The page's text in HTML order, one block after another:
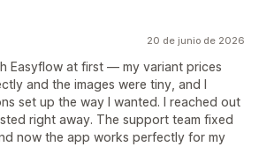
20 de junio de 2026
Easyflow at first — my variant prices
and the images were tiny, and I
set up the way I wanted. I reached out
right away. The support team fixed
now the app works perfectly for my